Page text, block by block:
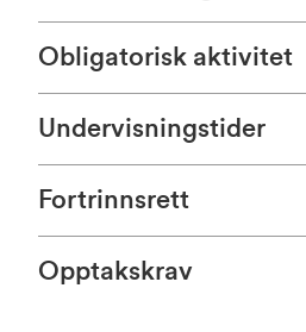
Obligatorisk aktivitet
Undervisningstider
Fortrinnsrett
Opptakskrav